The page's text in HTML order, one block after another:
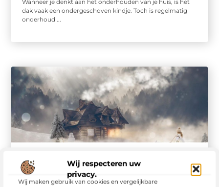
Wij respecteren uw
privacy.
Wij maken gebruik van cookies en vergelijkbare
Wanneer je denkt aan het onderhouden van je huis, is het
dak vaak een ondergeschoven kindje. Toch is regelmatig
onderhoud ...
Winterse Wijsheid:
Expert Tips voor het